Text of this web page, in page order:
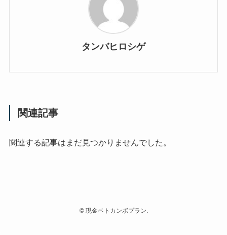
タンバヒロシゲ
関連記事
関連する記事はまだ見つかりませんでした。
©現金ベトカンボプラン.